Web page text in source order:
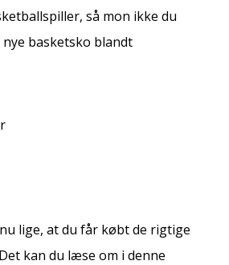
så mon ikke du
basketsko blandt
lige, at du får købt de rigtige
kan du læse om i denne